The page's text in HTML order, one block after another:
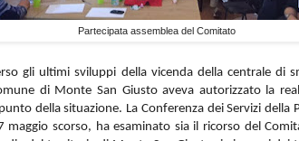
Partecipata assemblea del Comitato
gli ultimi sviluppi della vicenda della centrale di
di Monte San Giusto aveva autorizzato la
della situazione. La Conferenza dei Servizi della
maggio scorso, ha esaminato sia il ricorso del